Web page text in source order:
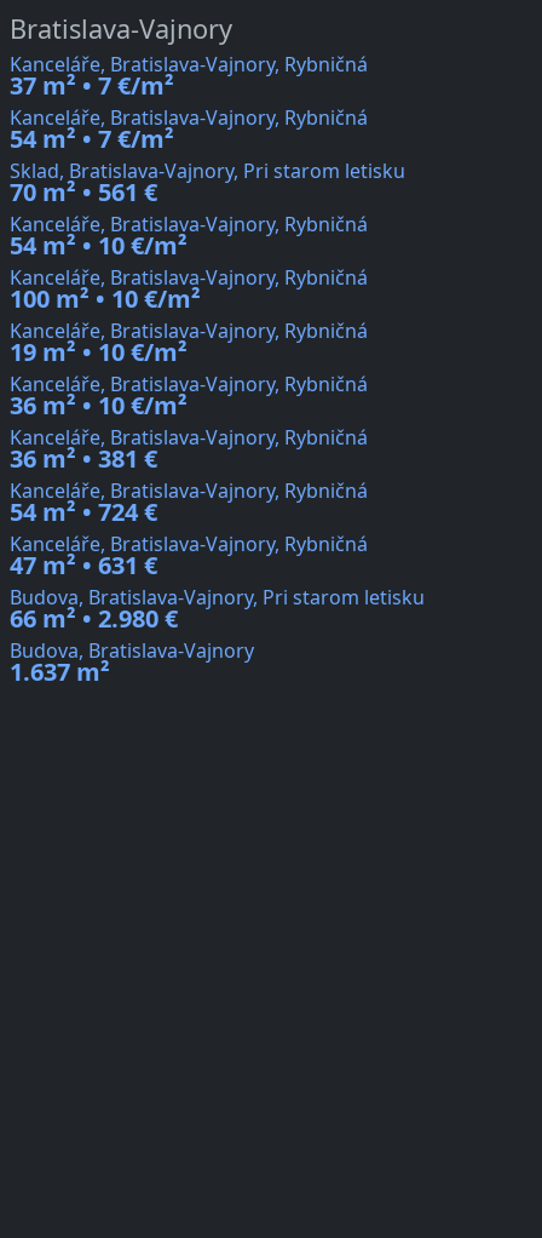
Bratislava-Vajnory
Kanceláře, Bratislava-Vajnory, Rybničná
37 m² • 7 €/m²
Kanceláře, Bratislava-Vajnory, Rybničná
54 m² • 7 €/m²
Sklad, Bratislava-Vajnory, Pri starom letisku
70 m² • 561 €
Kanceláře, Bratislava-Vajnory, Rybničná
54 m² • 10 €/m²
Kanceláře, Bratislava-Vajnory, Rybničná
100 m² • 10 €/m²
Kanceláře, Bratislava-Vajnory, Rybničná
19 m² • 10 €/m²
Kanceláře, Bratislava-Vajnory, Rybničná
36 m² • 10 €/m²
Kanceláře, Bratislava-Vajnory, Rybničná
36 m² • 381 €
Kanceláře, Bratislava-Vajnory, Rybničná
54 m² • 724 €
Kanceláře, Bratislava-Vajnory, Rybničná
47 m² • 631 €
Budova, Bratislava-Vajnory, Pri starom letisku
66 m² • 2.980 €
Budova, Bratislava-Vajnory
1.637 m²